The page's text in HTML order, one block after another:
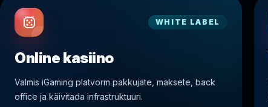
WHITE LABEL
Online kasiino
Valmis iGaming platvorm pakkujate, maksete, back
office ja käivitada infrastruktuuri.